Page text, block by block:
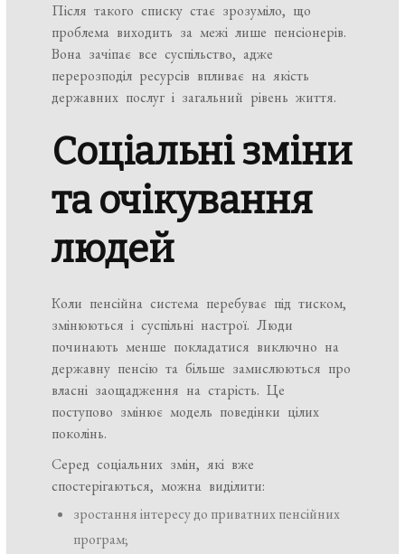
Після такого списку стає зрозуміло, що
проблема виходить за межі лише пенсіонерів.
Вона зачіпає все суспільство, адже
перерозподіл ресурсів впливає на якість
державних послуг і загальний рівень життя.
Соціальні зміни
та очікування
людей
Коли пенсійна система перебуває під тиском,
змінюються і суспільні настрої. Люди
починають менше покладатися виключно на
державну пенсію та більше замислюються про
власні заощадження на старість. Це
поступово змінює модель поведінки цілих
поколінь.
Серед соціальних змін, які вже
спостерігаються, можна виділити:
зростання інтересу до приватних пенсійних
програм;